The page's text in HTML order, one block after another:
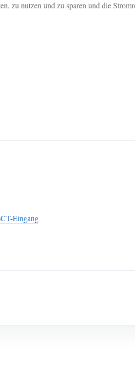
zu nutzen und zu sparen und die
Eingang